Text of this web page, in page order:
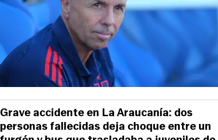
Grave accidente en La Araucanía: dos
personas fallecidas deja choque entre un